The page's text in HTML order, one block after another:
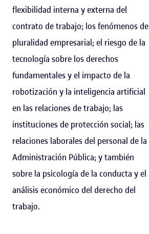
flexibilidad interna y externa del
contrato de trabajo; los fenómenos de
pluralidad empresarial; el riesgo de la
tecnología sobre los derechos
fundamentales y el impacto de la
robotización y la inteligencia artificial
en las relaciones de trabajo; las
instituciones de protección social; las
relaciones laborales del personal de la
Administración Pública; y también
sobre la psicología de la conducta y el
análisis económico del derecho del
trabajo.